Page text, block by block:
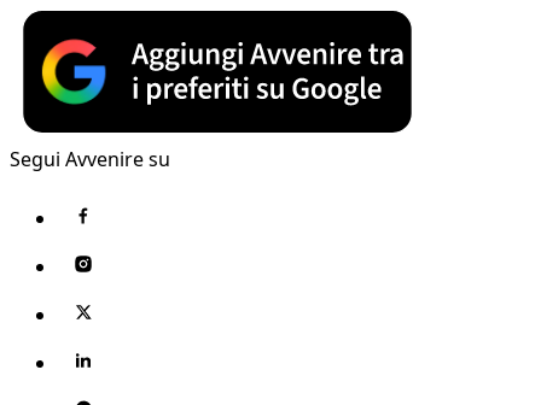
Segui Avvenire su